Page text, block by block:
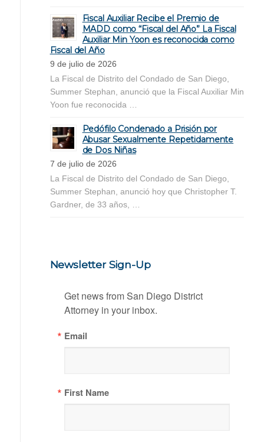
Fiscal Auxiliar Recibe el Premio de
MADD como “Fiscal del Año” La Fiscal
Auxiliar Min Yoon es reconocida como
Fiscal del Año
9 de julio de 2026
La Fiscal de Distrito del Condado de San Diego,
Summer Stephan, anunció que la Fiscal Auxiliar Min
Yoon fue reconocida …
Pedófilo Condenado a Prisión por
Abusar Sexualmente Repetidamente
de Dos Niñas
7 de julio de 2026
La Fiscal de Distrito del Condado de San Diego,
Summer Stephan, anunció hoy que Christopher T.
Gardner, de 33 años, …
Newsletter Sign-Up
Get news from San Diego District
Attorney in your inbox.
Email
First Name